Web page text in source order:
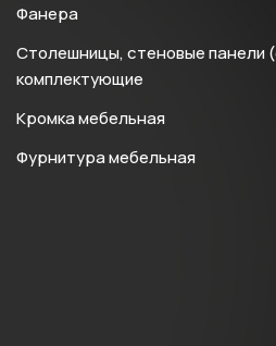
Фанера
Столешницы, стеновые панели
комплектующие
Кромка мебельная
Фурнитура мебельная